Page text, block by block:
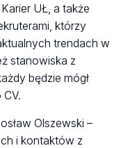
UŁ, a także
którzy
trendach w
stanowiska z
będzie mógł
Olszewski –
i kontaktów z